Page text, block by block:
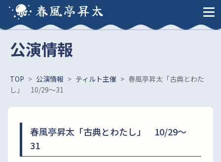
春風亭昇太
公演情報
TOP > 公演情報 > ティルト主催 > 春風亭昇太「古典とわた
し」 10/29～31
春風亭昇太「古典とわたし」 10/29～
31